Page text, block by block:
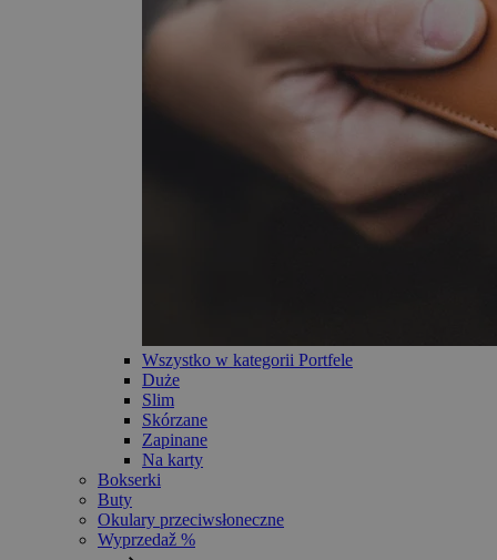
Wszystko w kategorii Portfele
Duże
Slim
Skórzane
Zapinane
Na karty
Bokserki
Buty
Okulary przeciwsłoneczne
Wyprzedaž %